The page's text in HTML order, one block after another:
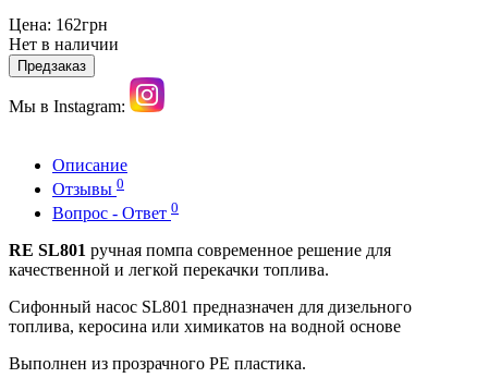
Цена: 162грн
Нет в наличии
Предзаказ
Мы в Instagram:
Описание
Отзывы 0
Вопрос - Ответ 0
RE SL801 ручная помпа современное решение для
качественной и легкой перекачки топлива.
Сифонный насос SL801 предназначен для дизельного
топлива, керосина или химикатов на водной основе
Выполнен из прозрачного PE пластика.